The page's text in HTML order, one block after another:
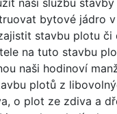
bytové jádro
stavbu plotu či
na tuto stavbu
naši hodinoví
plotů z
o plot ze zdiva a